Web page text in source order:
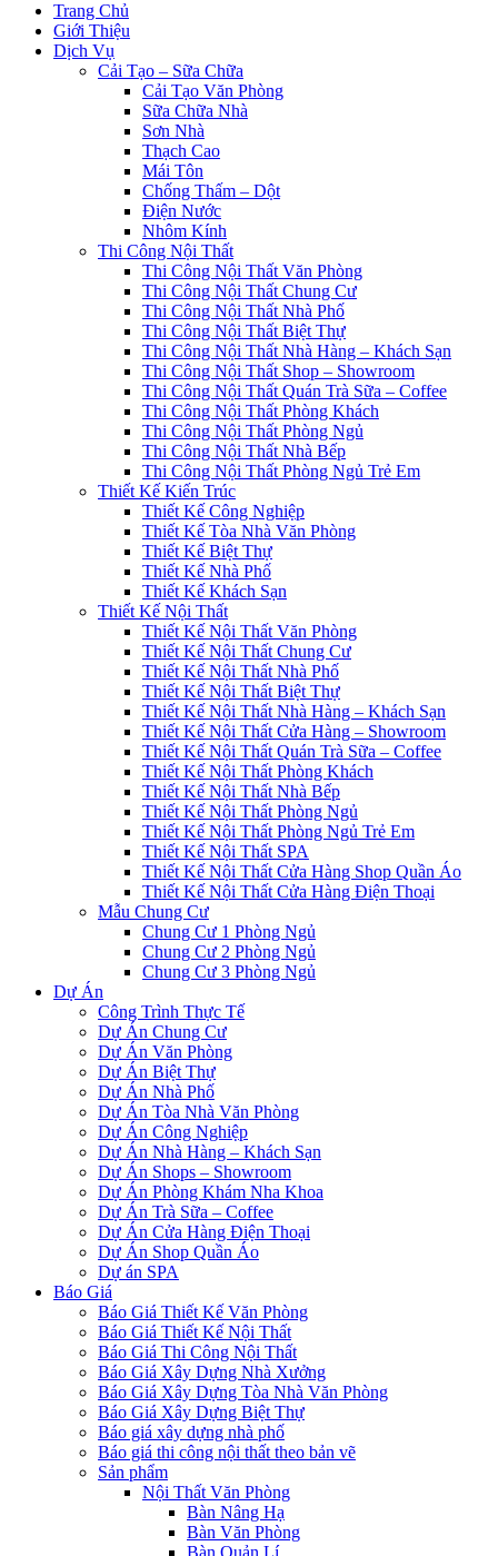
Trang Chủ
Giới Thiệu
Dịch Vụ
Cải Tạo – Sữa Chữa
Cải Tạo Văn Phòng
Sữa Chữa Nhà
Sơn Nhà
Thạch Cao
Mái Tôn
Chống Thấm – Dột
Điện Nước
Nhôm Kính
Thi Công Nội Thất
Thi Công Nội Thất Văn Phòng
Thi Công Nội Thất Chung Cư
Thi Công Nội Thất Nhà Phố
Thi Công Nội Thất Biệt Thự
Thi Công Nội Thất Nhà Hàng – Khách Sạn
Thi Công Nội Thất Shop – Showroom
Thi Công Nội Thất Quán Trà Sữa – Coffee
Thi Công Nội Thất Phòng Khách
Thi Công Nội Thất Phòng Ngủ
Thi Công Nội Thất Nhà Bếp
Thi Công Nội Thất Phòng Ngủ Trẻ Em
Thiết Kế Kiến Trúc
Thiết Kế Công Nghiệp
Thiết Kế Tòa Nhà Văn Phòng
Thiết Kế Biệt Thự
Thiết Kế Nhà Phố
Thiết Kế Khách Sạn
Thiết Kế Nội Thất
Thiết Kế Nội Thất Văn Phòng
Thiết Kế Nội Thất Chung Cư
Thiết Kế Nội Thất Nhà Phố
Thiết Kế Nội Thất Biệt Thự
Thiết Kế Nội Thất Nhà Hàng – Khách Sạn
Thiết Kế Nội Thất Cửa Hàng – Showroom
Thiết Kế Nội Thất Quán Trà Sữa – Coffee
Thiết Kế Nội Thất Phòng Khách
Thiết Kế Nội Thất Nhà Bếp
Thiết Kế Nội Thất Phòng Ngủ
Thiết Kế Nội Thất Phòng Ngủ Trẻ Em
Thiết Kế Nội Thất SPA
Thiết Kế Nội Thất Cửa Hàng Shop Quần Áo
Thiết Kế Nội Thất Cửa Hàng Điện Thoại
Mẫu Chung Cư
Chung Cư 1 Phòng Ngủ
Chung Cư 2 Phòng Ngủ
Chung Cư 3 Phòng Ngủ
Dự Án
Công Trình Thực Tế
Dự Án Chung Cư
Dự Án Văn Phòng
Dự Án Biệt Thự
Dự Án Nhà Phố
Dự Án Tòa Nhà Văn Phòng
Dự Án Công Nghiệp
Dự Án Nhà Hàng – Khách Sạn
Dự Án Shops – Showroom
Dự Án Phòng Khám Nha Khoa
Dự Án Trà Sữa – Coffee
Dự Án Cửa Hàng Điện Thoại
Dự Án Shop Quần Áo
Dự án SPA
Báo Giá
Báo Giá Thiết Kế Văn Phòng
Báo Giá Thiết Kế Nội Thất
Báo Giá Thi Công Nội Thất
Báo Giá Xây Dựng Nhà Xưởng
Báo Giá Xây Dựng Tòa Nhà Văn Phòng
Báo Giá Xây Dựng Biệt Thự
Báo giá xây dựng nhà phố
Báo giá thi công nội thất theo bản vẽ
Sản phẩm
Nội Thất Văn Phòng
Bàn Nâng Hạ
Bàn Văn Phòng
Bàn Quản Lí